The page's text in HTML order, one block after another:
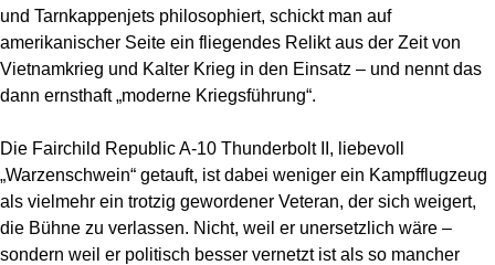
und Tarnkappenjets philosophiert, schickt man auf
amerikanischer Seite ein fliegendes Relikt aus der Zeit von
Vietnamkrieg und Kalter Krieg in den Einsatz – und nennt das
dann ernsthaft „moderne Kriegsführung“.
Die Fairchild Republic A-10 Thunderbolt II, liebevoll
„Warzenschwein“ getauft, ist dabei weniger ein Kampfflugzeug
als vielmehr ein trotzig gewordener Veteran, der sich weigert,
die Bühne zu verlassen. Nicht, weil er unersetzlich wäre –
sondern weil er politisch besser vernetzt ist als so mancher